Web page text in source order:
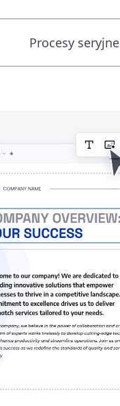
Procesy seryjne